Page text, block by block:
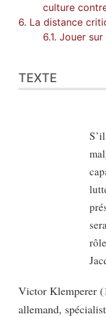
culture
6. La distance
6.1. Jouer
TEXTE
Victor Klemperer
allemand,